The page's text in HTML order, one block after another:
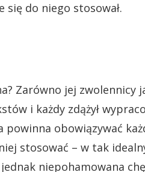
się do niego stosował.
Zarówno jej zwolennicy
i każdy zdążył
obowiązywać
stosować – w tak
niepohamowana